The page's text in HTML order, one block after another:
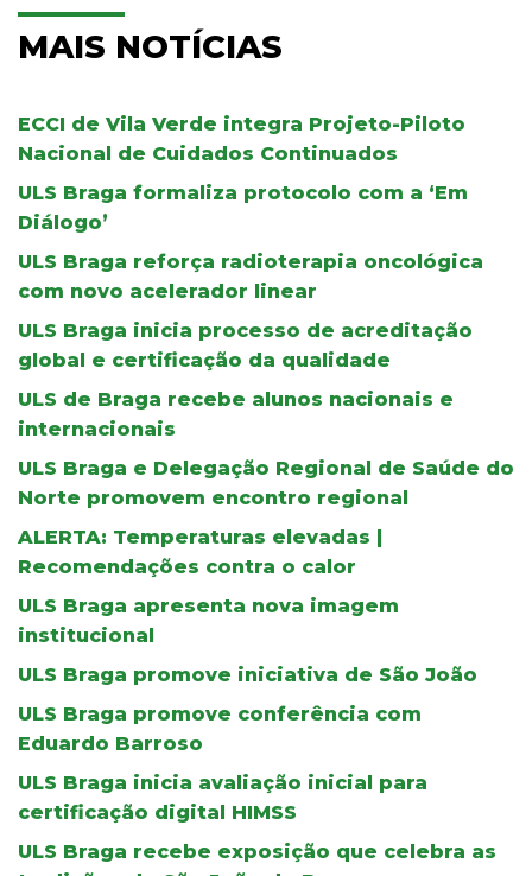
MAIS NOTÍCIAS
ECCI de Vila Verde integra Projeto-Piloto
Nacional de Cuidados Continuados
ULS Braga formaliza protocolo com a ‘Em
Diálogo’
ULS Braga reforça radioterapia oncológica
com novo acelerador linear
ULS Braga inicia processo de acreditação
global e certificação da qualidade
ULS de Braga recebe alunos nacionais e
internacionais
ULS Braga e Delegação Regional de Saúde do
Norte promovem encontro regional
ALERTA: Temperaturas elevadas |
Recomendações contra o calor
ULS Braga apresenta nova imagem
institucional
ULS Braga promove iniciativa de São João
ULS Braga promove conferência com
Eduardo Barroso
ULS Braga inicia avaliação inicial para
certificação digital HIMSS
ULS Braga recebe exposição que celebra as